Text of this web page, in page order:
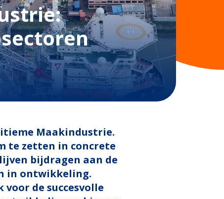
Maakindustrie.
te zetten in concrete
bijdragen aan de
in ontwikkeling.
de succesvolle